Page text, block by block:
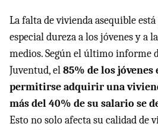
La falta de vivienda asequible
especial dureza a los jóvenes y a
medios. Según el último informe
Juventud, el85% de los jóvenes
permitirse adquirir una
más del 40% de su salario se
Esto no solo afecta su calidad de